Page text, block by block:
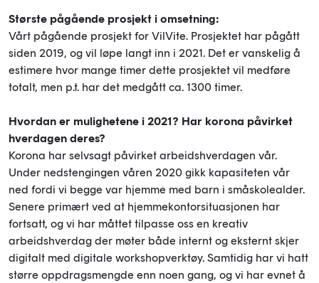
Største pågående prosjekt i omsetning:
Vårt pågående prosjekt for VilVite. Prosjektet har pågått
siden 2019, og vil løpe langt inn i 2021. Det er vanskelig å
estimere hvor mange timer dette prosjektet vil medføre
totalt, men p.t. har det medgått ca. 1300 timer.
Hvordan er mulighetene i 2021? Har korona påvirket
hverdagen deres?
Korona har selvsagt påvirket arbeidshverdagen vår.
Under nedstengingen våren 2020 gikk kapasiteten vår
ned fordi vi begge var hjemme med barn i småskolealder.
Senere primært ved at hjemmekontorsituasjonen har
fortsatt, og vi har måttet tilpasse oss en kreativ
arbeidshverdag der møter både internt og eksternt skjer
digitalt med digitale workshopverktøy. Samtidig har vi hatt
større oppdragsmengde enn noen gang, og vi har evnet å